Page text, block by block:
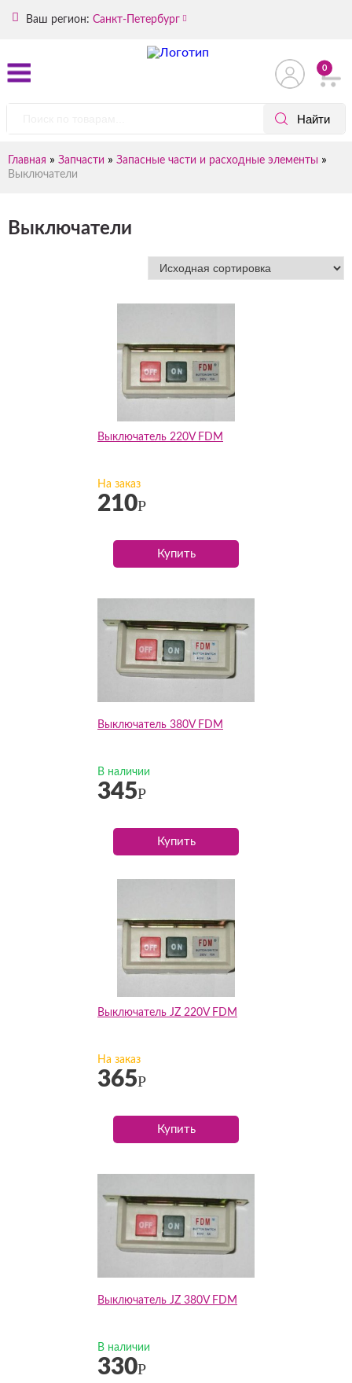
Ваш регион: Санкт-Петербург
0
Главная » Запчасти » Запасные части и расходные элементы »
Выключатели
Выключатели
Выключатель 220V FDM
На заказ
210Р
Купить
Выключатель 380V FDM
В наличии
345Р
Купить
Выключатель JZ 220V FDM
На заказ
365Р
Купить
Выключатель JZ 380V FDM
В наличии
330Р